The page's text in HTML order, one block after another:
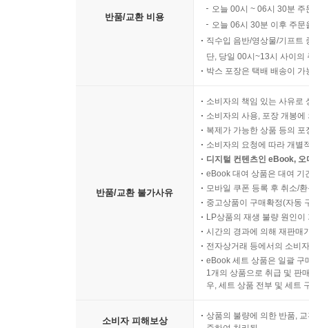
반품/교환 비용
오늘 00시 ~ 06시 30분
오늘 06시 30분 이후 주
직수입 음반/영상물/기프트
단, 당일 00시~13시 사이의
박스 포장은 택배 배송이
반품/교환 불가사유
소비자의 책임 있는 사유로
소비자의 사용, 포장 개봉
복제가 가능한 상품 등의
소비자의 요청에 따라 개별
디지털 컨텐츠인 eBook,
eBook 대여 상품은 대여 기
모바일 쿠폰 등록 후 취소/
중고상품이 구매확정(자동
LP상품의 재생 불량 원인
시간의 경과에 의해 재판매
전자상거래 등에서의 소비
eBook 세트 상품은 일괄 구
1개의 상품으로 취급 및 판
우, 세트 상품 전부 및 세트
소비자 피해보상
상품의 불량에 의한 반품,